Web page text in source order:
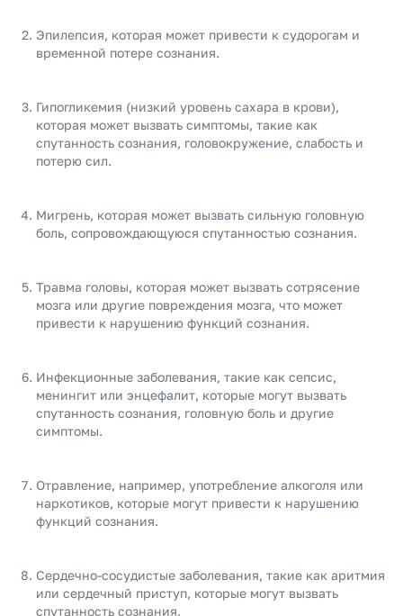
Эпилепсия, которая может привести к судорогам и
временной потере сознания.
Гипогликемия (низкий уровень сахара в крови),
которая может вызвать симптомы, такие как
спутанность сознания, головокружение, слабость и
потерю сил.
Мигрень, которая может вызвать сильную головную
боль, сопровождающуюся спутанностью сознания.
Травма головы, которая может вызвать сотрясение
мозга или другие повреждения мозга, что может
привести к нарушению функций сознания.
Инфекционные заболевания, такие как сепсис,
менингит или энцефалит, которые могут вызвать
спутанность сознания, головную боль и другие
симптомы.
Отравление, например, употребление алкоголя или
наркотиков, которые могут привести к нарушению
функций сознания.
Сердечно-сосудистые заболевания, такие как аритмия
или сердечный приступ, которые могут вызвать
спутанность сознания.